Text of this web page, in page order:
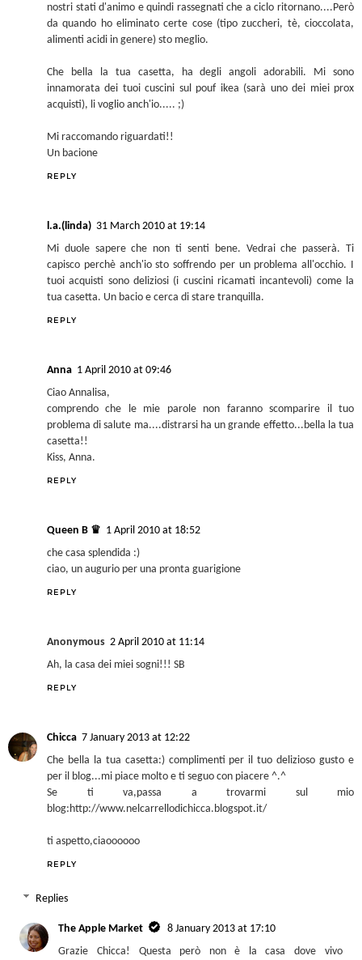
nostri stati d'animo e quindi rassegnati che a ciclo ritornano....Però
da quando ho eliminato certe cose (tipo zuccheri, tè, cioccolata,
alimenti acidi in genere) sto meglio.
Che bella la tua casetta, ha degli angoli adorabili. Mi sono
innamorata dei tuoi cuscini sul pouf ikea (sarà uno dei miei prox
acquisti), li voglio anch'io..... ;)
Mi raccomando riguardati!!
Un bacione
REPLY
l.a.(linda) 31 March 2010 at 19:14
Mi duole sapere che non ti senti bene. Vedrai che passerà. Ti
capisco perchè anch'io sto soffrendo per un problema all'occhio. I
tuoi acquisti sono deliziosi (i cuscini ricamati incantevoli) come la
tua casetta. Un bacio e cerca di stare tranquilla.
REPLY
Anna 1 April 2010 at 09:46
Ciao Annalisa,
comprendo che le mie parole non faranno scomparire il tuo
problema di salute ma....distrarsi ha un grande effetto...bella la tua
casetta!!
Kiss, Anna.
REPLY
Queen B ♛ 1 April 2010 at 18:52
che casa splendida :)
ciao, un augurio per una pronta guarigione
REPLY
Anonymous 2 April 2010 at 11:14
Ah, la casa dei miei sogni!!! SB
REPLY
Chicca 7 January 2013 at 12:22
Che bella la tua casetta:) complimenti per il tuo delizioso gusto e
per il blog...mi piace molto e ti seguo con piacere ^.^
Se ti va,passa a trovarmi sul mio
blog:http://www.nelcarrellodichicca.blogspot.it/
ti aspetto,ciaoooooo
REPLY
Replies
The Apple Market
8 January 2013 at 17:10
Grazie Chicca! Questa però non è la casa dove vivo